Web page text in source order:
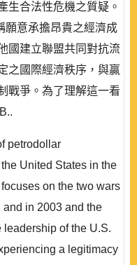
生合法性危機之質疑。
願意承擔昂貴之經濟成
國建立聯盟共同對抗流
之國際經濟秩序，與贏
戰爭。為了理解這一看
petrodollar
United States in the
on the two wars
in 2003 and the
leadership of the U.S.
a legitimacy